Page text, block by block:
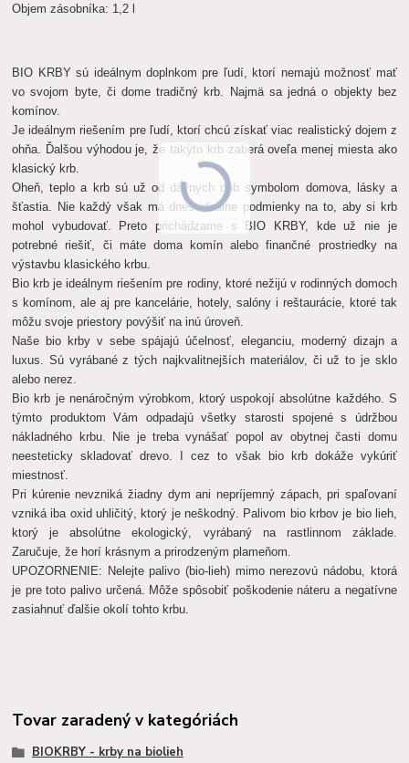
Objem zásobníka: 1,2 l
BIO KRBY sú ideálnym doplnkom pre ľudí, ktorí nemajú možnosť mať
vo svojom byte, či dome tradičný krb. Najmä sa jedná o objekty bez
komínov.
Je ideálnym riešením pre ľudí, ktorí chcú získať viac realistický dojem z
ohňa. Ďalšou výhodou je, že takýto krb zaberá oveľa menej miesta ako
klasický krb.
Oheň, teplo a krb sú už od dávnych dôb symbolom domova, lásky a
šťastia. Nie každý však má dnes ideálne podmienky na to, aby si krb
mohol vybudovať. Preto prichádzame s BIO KRBY, kde už nie je
potrebné riešiť, či máte doma komín alebo finančné prostriedky na
výstavbu klasického krbu.
Bio krb je ideálnym riešením pre rodiny, ktoré nežijú v rodinných domoch
s komínom, ale aj pre kancelárie, hotely, salóny i reštaurácie, ktoré tak
môžu svoje priestory povýšiť na inú úroveň.
Naše bio krby v sebe spájajú účelnosť, eleganciu, moderný dizajn a
luxus. Sú vyrábané z tých najkvalitnejších materiálov, či už to je sklo
alebo nerez.
Bio krb je nenáročným výrobkom, ktorý uspokojí absolútne každého. S
týmto produktom Vám odpadajú všetky starosti spojené s údržbou
nákladného krbu. Nie je treba vynášať popol av obytnej časti domu
neesteticky skladovať drevo. I cez to však bio krb dokáže vykúriť
miestnosť.
Pri kúrenie nevzniká žiadny dym ani nepríjemný zápach, pri spaľovaní
vzniká iba oxid uhličitý, ktorý je neškodný. Palivom bio krbov je bio lieh,
ktorý je absolútne ekologický, vyrábaný na rastlinnom základe.
Zaručuje, že horí krásnym a prirodzeným plameňom.
UPOZORNENIE: Nelejte palivo (bio-lieh) mimo nerezovú nádobu, ktorá
je pre toto palivo určená. Môže spôsobiť poškodenie náteru a negatívne
zasiahnuť ďalšie okolí tohto krbu.
Tovar zaradený v kategóriách
BIOKRBY - krby na biolieh